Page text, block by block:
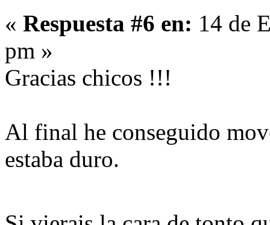
« Respuesta #6 en: 14 de
pm »
Gracias chicos !!!
Al final he conseguido
estaba duro.